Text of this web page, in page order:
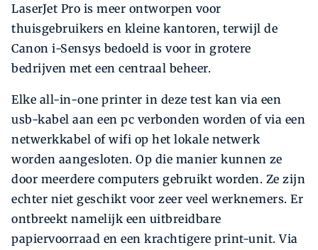
LaserJet Pro is meer ontworpen voor
thuisgebruikers en kleine kan­toren, terwijl de
Canon i-Sensys bedoeld is voor in grotere
bedrijven met een centraal beheer.
Elke all-in-one printer in deze test kan via een
usb-kabel aan een pc verbonden worden of via een
netwerkkabel of wifi op het lokale netwerk
worden aangesloten. Op die manier kunnen ze
door meerdere computers gebruikt worden. Ze zijn
echter niet geschikt voor zeer veel werknemers. Er
ontbreekt namelijk een uitbreidbare
papiervoorraad en een krachtigere print-unit. Via